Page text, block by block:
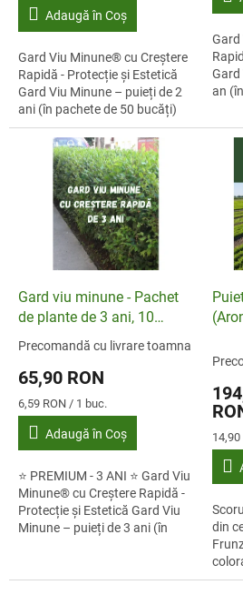
5
stele.
Adaugă în Coş
Gard Viu Minune® cu Creștere
Rapidă - Protecție și Estetică
Gard Viu Minune – puieți de 2
ani (în pachete de 50 bucăți)
Conținutul unui pachet: 50 de
puieți de gard viu...
din
5
stele.
Gard
Gard
an
Gard viu minune - Pachet
de plante de 3 ani, 10
bucăți
Evaluarea
a
produsului
este
4,7
din
5
stele.
Precomandă cu livrare toamna
65,90 RON
Evaluare
preţ:
6,59 RON / 1 buc.
Adaugă în Coş
⭐ PREMIUM - 3 ANI ⭐ Gard Viu
Minune® cu Creștere Rapidă -
Protecție și Estetică Gard Viu
Minune – puieți de 3 ani (în
de
preţ:
14,90
din